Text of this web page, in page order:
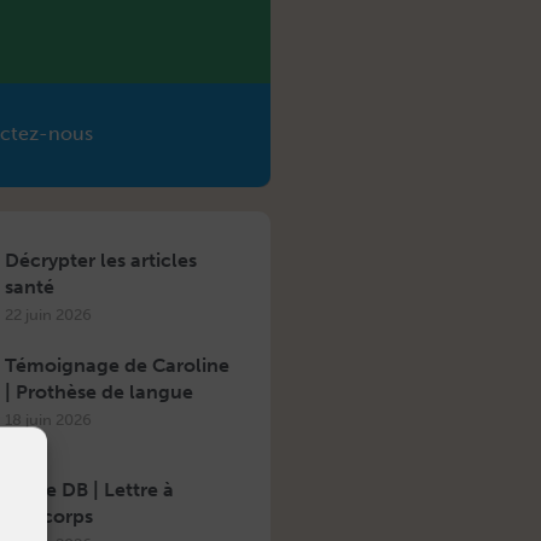
nous
Décrypter les articles
santé
22 juin 2026
Témoignage de Caroline
| Prothèse de langue
18 juin 2026
Sylvie DB | Lettre à
son corps